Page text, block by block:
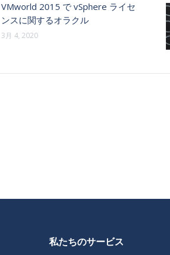
VMworld 2015 で vSphere ライセ
ンスに関するオラクル
3月 4, 2020
私たちのサービス